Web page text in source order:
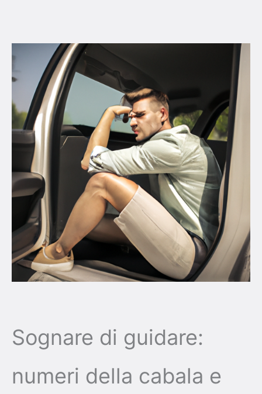
Sognare di guidare:
numeri della cabala e